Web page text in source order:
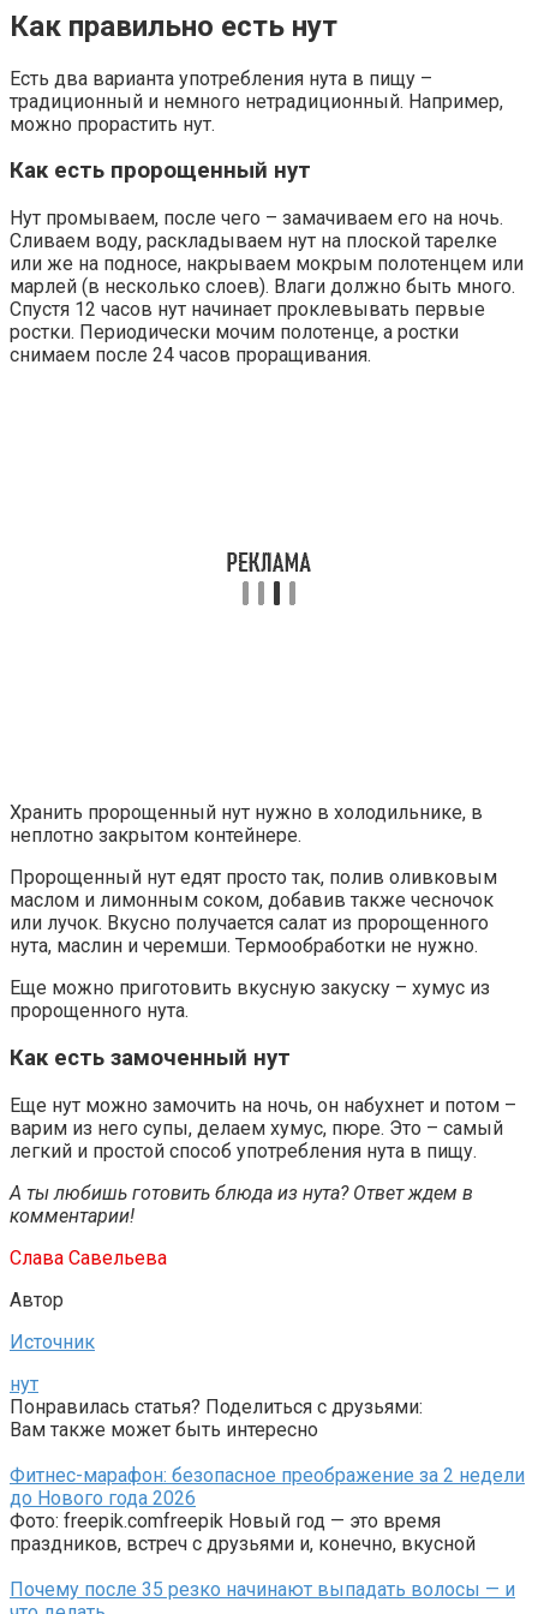
Как правильно есть нут
Есть два варианта употребления нута в пищу –
традиционный и немного нетрадиционный. Например,
можно прорастить нут.
Как есть пророщенный нут
Нут промываем, после чего – замачиваем его на ночь.
Сливаем воду, раскладываем нут на плоской тарелке
или же на подносе, накрываем мокрым полотенцем или
марлей (в несколько слоев). Влаги должно быть много.
Спустя 12 часов нут начинает проклевывать первые
ростки. Периодически мочим полотенце, а ростки
снимаем после 24 часов проращивания.
Хранить пророщенный нут нужно в холодильнике, в
неплотно закрытом контейнере.
Пророщенный нут едят просто так, полив оливковым
маслом и лимонным соком, добавив также чесночок
или лучок. Вкусно получается салат из пророщенного
нута, маслин и черемши. Термообработки не нужно.
Еще можно приготовить вкусную закуску – хумус из
пророщенного нута.
Как есть замоченный нут
Еще нут можно замочить на ночь, он набухнет и потом –
варим из него супы, делаем хумус, пюре. Это – самый
легкий и простой способ употребления нута в пищу.
А ты любишь готовить блюда из нута? Ответ ждем в
комментарии!
Слава Савельева
Автор
Источник
нут
Понравилась статья? Поделиться с друзьями:
Вам также может быть интересно
Фитнес-марафон: безопасное преображение за 2 недели
до Нового года 2026
Фото: freepik.comfreepik Новый год — это время
праздников, встреч с друзьями и, конечно, вкусной
Почему после 35 резко начинают выпадать волосы — и